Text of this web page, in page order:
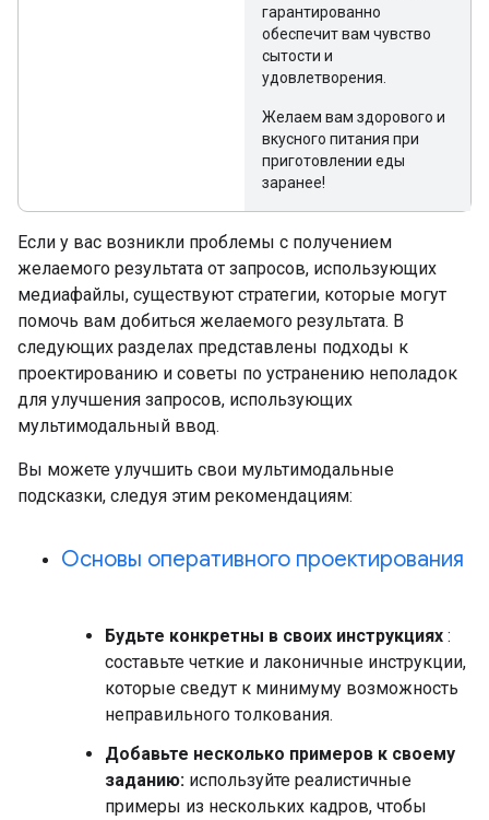
гарантированно
обеспечит вам чувство
сытости и
удовлетворения.
Желаем вам здорового и
вкусного питания при
приготовлении еды
заранее!
Если у вас возникли проблемы с получением
желаемого результата от запросов, использующих
медиафайлы, существуют стратегии, которые могут
помочь вам добиться желаемого результата. В
следующих разделах представлены подходы к
проектированию и советы по устранению неполадок
для улучшения запросов, использующих
мультимодальный ввод.
Вы можете улучшить свои мультимодальные
подсказки, следуя этим рекомендациям:
Основы оперативного проектирования
Будьте конкретны в своих инструкциях :
составьте четкие и лаконичные инструкции,
которые сведут к минимуму возможность
неправильного толкования.
Добавьте несколько примеров к своему
заданию: используйте реалистичные
примеры из нескольких кадров, чтобы